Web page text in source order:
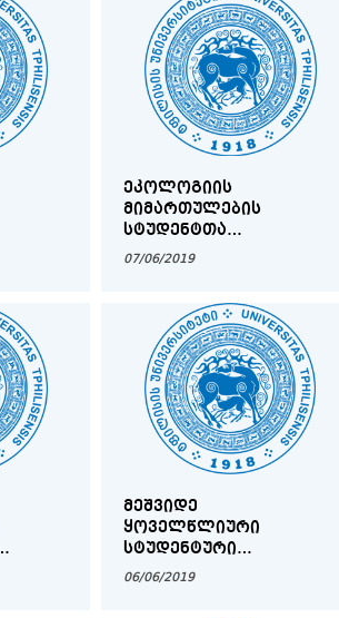
ᲔᲙᲝᲚᲝᲒᲘᲘᲡ
ᲛᲘᲛᲐᲠᲗᲣᲚᲔᲑᲘᲡ
ᲡᲢᲣᲓᲔᲜᲢᲗᲐ
ᲡᲐᲧᲣᲠᲐᲓᲦᲔᲑᲝᲓ!
07/06/2019
ᲛᲔᲨᲕᲘᲓᲔ
ᲧᲝᲕᲔᲚᲬᲚᲘᲣᲠᲘ
ᲡᲢᲣᲓᲔᲜᲢᲣᲠᲘ
ᲡᲐᲤᲐᲙᲣᲚᲢᲔᲢᲝ
06/06/2019